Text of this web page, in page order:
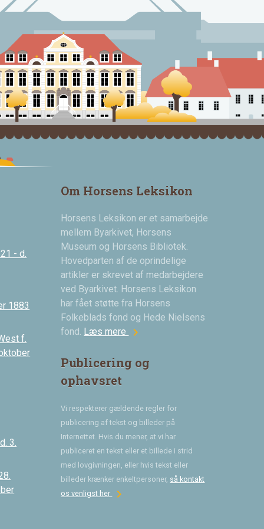
- d.
1883
f.
3.
Om Horsens Leksikon
Horsens Leksikon er et samarbejde
mellem Byarkivet, Horsens
Museum og Horsens Bibliotek.
Hovedparten af de oprindelige
artikler er skrevet af medarbejdere
ved Byarkivet. Horsens Leksikon
har fået støtte fra Horsens
Folkeblads fond og Hede Nielsens
fond. Læs mere chevron_right
Publicering og
ophavsret
Vi respekterer gældende regler for
publicering af tekst og billeder på
Internettet. Hvis du mener, at vi har
publiceret en tekst eller et billede i strid
med lovgivningen, eller hvis tekst eller
billeder krænker enkeltpersoner, så kontakt
os venligst her chevron_right